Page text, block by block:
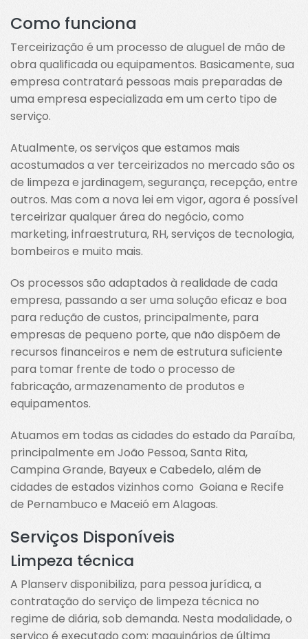
Como funciona
Terceirização é um processo de aluguel de mão de
obra qualificada ou equipamentos. Basicamente, sua
empresa contratará pessoas mais preparadas de
uma empresa especializada em um certo tipo de
serviço.
Atualmente, os serviços que estamos mais
acostumados a ver terceirizados no mercado são os
de limpeza e jardinagem, segurança, recepção, entre
outros. Mas com a nova lei em vigor, agora é possível
terceirizar qualquer área do negócio, como
marketing, infraestrutura, RH, serviços de tecnologia,
bombeiros e muito mais.
Os processos são adaptados à realidade de cada
empresa, passando a ser uma solução eficaz e boa
para redução de custos, principalmente, para
empresas de pequeno porte, que não dispõem de
recursos financeiros e nem de estrutura suficiente
para tomar frente de todo o processo de
fabricação, armazenamento de produtos e
equipamentos.
Atuamos em todas as cidades do estado da Paraíba,
principalmente em João Pessoa, Santa Rita,
Campina Grande, Bayeux e Cabedelo, além de
cidades de estados vizinhos como Goiana e Recife
de Pernambuco e Maceió em Alagoas.
Serviços Disponíveis
Limpeza técnica
A Planserv disponibiliza, para pessoa jurídica, a
contratação do serviço de limpeza técnica no
regime de diária, sob demanda. Nesta modalidade, o
serviço é executado com: maquinários de última